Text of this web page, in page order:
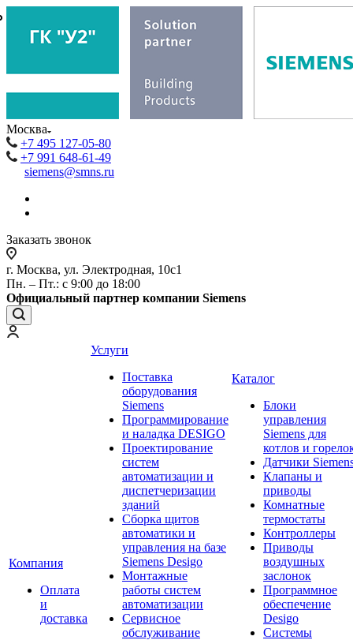
Москва
+7 495 127-05-80
+7 991 648-61-49
siemens@smns.ru
Заказать звонок
г. Москва, ул. Электродная, 10с1
Пн. – Пт.: с 9:00 до 18:00
Официальный партнер компании Siemens
Компания
Оплата
и
доставка
Услуги
Поставка
оборудования
Siemens
Программирование
и наладка DESIGO
Проектирование
систем
автоматизации и
диспетчеризации
зданий
Сборка щитов
автоматики и
управления на базе
Siemens Desigo
Монтажные
работы систем
автоматизации
Сервисное
обслуживание
Каталог
Блоки
управления
Siemens для
котлов и
Датчики
Клапаны и
приводы
Комнатные
термостаты
Контроллеры
Приводы
воздушных
заслонок
Программное
обеспечение
Desigo
Системы